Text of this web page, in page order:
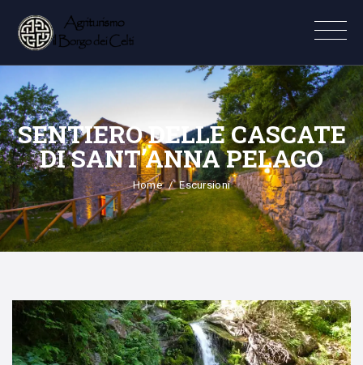
SENTIERO DELLE CASCATE
DI SANT’ANNA PELAGO
Home Escursioni